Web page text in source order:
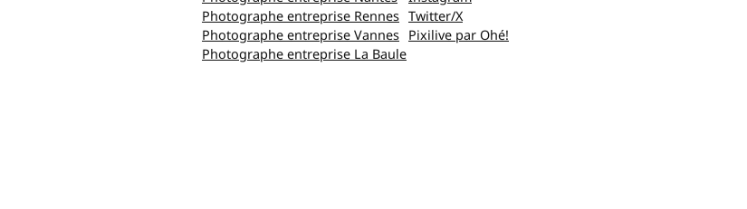
Photographe entreprise Rennes
Photographe entreprise Vannes
Photographe entreprise La Baule
Twitter/X
Pixilive par Ohé!